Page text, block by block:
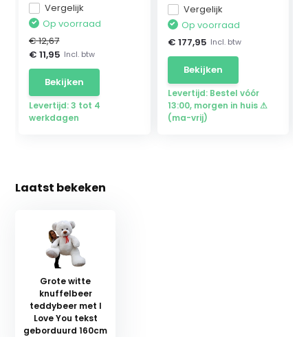
Vergelijk
Op voorraad
€ 12,67
€ 11,95 Incl. btw
Bekijken
Levertijd: 3 tot 4
werkdagen
Vergelijk
Op voorraad
€ 177,95 Incl. btw
Bekijken
Levertijd: Bestel vóór
13:00, morgen in huis ⚠
(ma-vrij)
Laatst bekeken
Grote witte
knuffelbeer
teddybeer met I
Love You tekst
geborduurd 160cm